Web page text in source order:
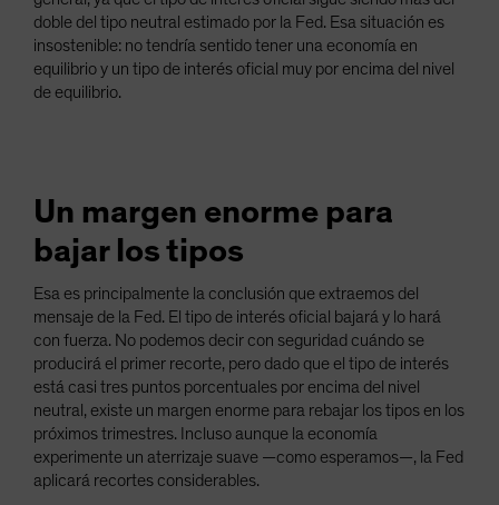
doble del tipo neutral estimado por la Fed. Esa situación es
insostenible: no tendría sentido tener una economía en
equilibrio y un tipo de interés oficial muy por encima del nivel
de equilibrio.
Un margen enorme para
bajar los tipos
Esa es principalmente la conclusión que extraemos del
mensaje de la Fed. El tipo de interés oficial bajará y lo hará
con fuerza. No podemos decir con seguridad cuándo se
producirá el primer recorte, pero dado que el tipo de interés
está casi tres puntos porcentuales por encima del nivel
neutral, existe un margen enorme para rebajar los tipos en los
próximos trimestres. Incluso aunque la economía
experimente un aterrizaje suave —como esperamos—, la Fed
aplicará recortes considerables.